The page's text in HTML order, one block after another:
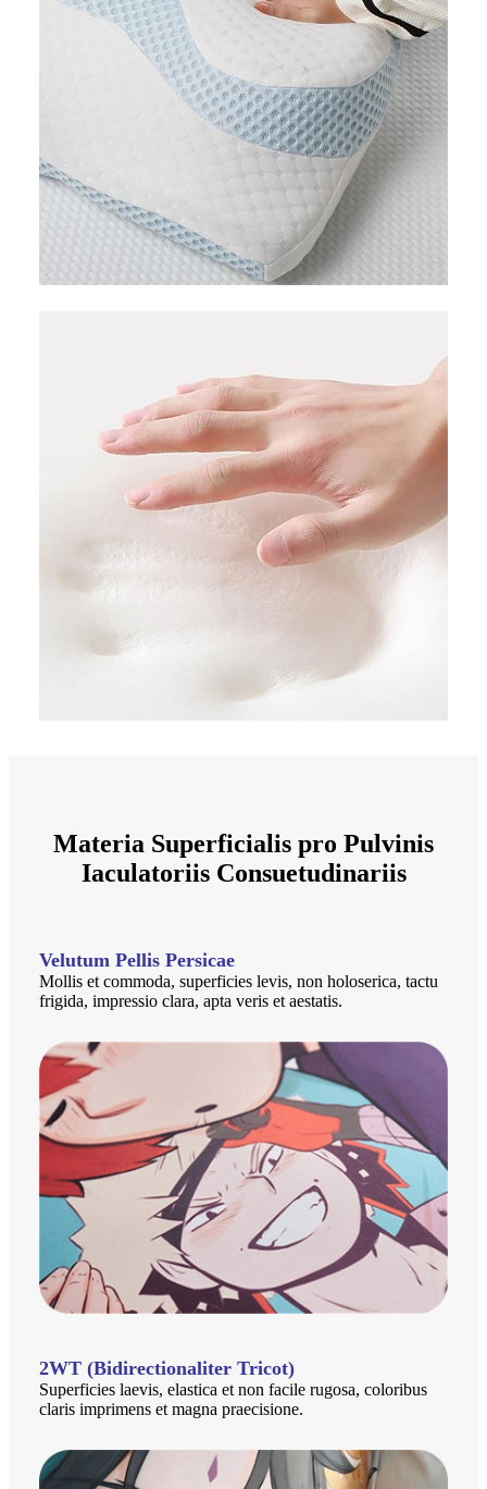
Materia Superficialis pro Pulvinis
Iaculatoriis Consuetudinariis
Velutum Pellis Persicae
Mollis et commoda, superficies levis, non holoserica, tactu
frigida, impressio clara, apta veris et aestatis.
2WT (Bidirectionaliter Tricot)
Superficies laevis, elastica et non facile rugosa, coloribus
claris imprimens et magna praecisione.